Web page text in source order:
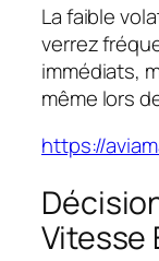
La faible
verrez
immédiats,
même lors
https://
Vitesse